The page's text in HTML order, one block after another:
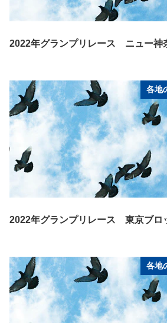
2022年グランプリレース ニュー神
各地
2022年グランプリレース 東京ブロ
各地